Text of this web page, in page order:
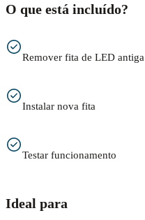
O que está incluído?
Remover fita de LED antiga
Instalar nova fita
Testar funcionamento
Ideal para